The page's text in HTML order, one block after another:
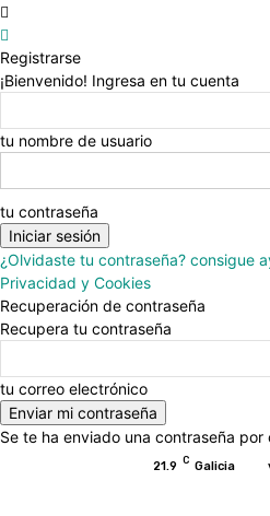
Registrarse
¡Bienvenido! Ingresa en tu cuenta
tu nombre de usuario
tu contraseña
¿Olvidaste tu contraseña? consigue
Privacidad y Cookies
Recuperación de contraseña
Recupera tu contraseña
tu correo electrónico
Se te ha enviado una contraseña por
21.9 C Galicia